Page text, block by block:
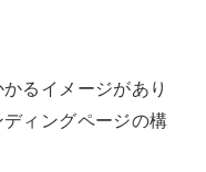
るイメージがあり
ィングページの構